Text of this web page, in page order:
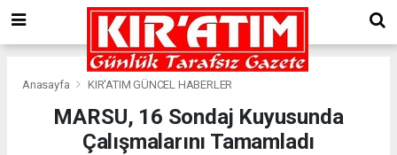
Anasayfa KIR'ATIM GÜNCEL HABERLER
MARSU, 16 Sondaj Kuyusunda
Çalışmalarını Tamamladı